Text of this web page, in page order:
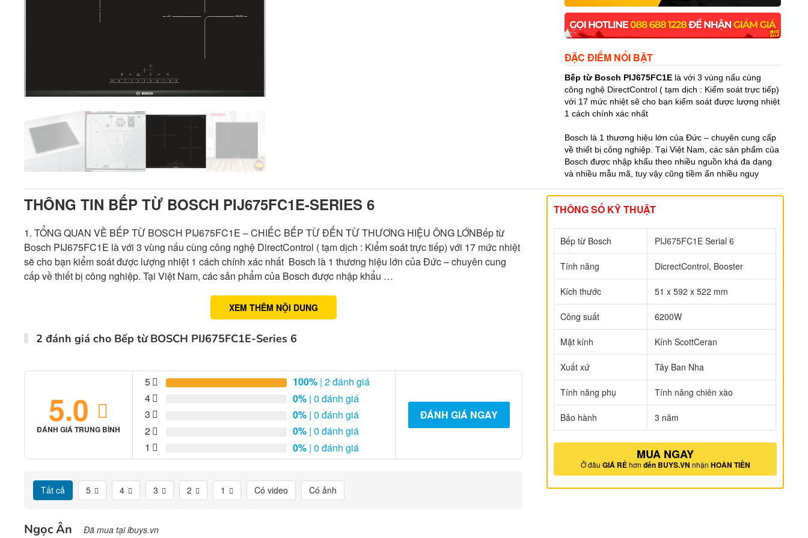
ĐẶC ĐIỂM NỔI BẬT
Bếp từ Bosch PIJ675FC1Elà với 3 vùng nấu cùng
công nghệ DirectControl ( tạm dịch : Kiểm soát trực tiếp)
với 17 mức nhiệt sẽ cho bạn kiểm soát được lượng nhiệt
1 cách chính xác nhất
Bosch là 1 thương hiệu lớn của Đức – chuyên cung cấp
về thiết bị công nghiệp. Tại Việt Nam, các sản phẩm của
Bosch được nhập khẩu theo nhiều nguồn khá đa dạng
và nhiều mẫu mã, tuy vậy cũng tiềm ẩn nhiều nguy
THÔNG SỐ KỸ THUẬT
Bếp từ Bosch PIJ675FC1E Serial 6
Tính năng DicrectControl, Booster
Kích thước 51 x 592 x 522 mm
Công suất 6200W
Mặt kính Kính ScottCeran
Xuất xứ Tây Ban Nha
Tính năng phụ Tính năng chiên xào
Bảo hành 3 năm
MUA NGAY
Ở đâu GIÁ RẺhơn đến BUYS.VN nhận HOÀN TIỀN
THÔNG TIN BẾP TỪ BOSCH PIJ675FC1E-SERIES 6
1. TỔNG QUAN VỀ BẾP TỪ BOSCH PIJ675FC1E – CHIẾC BẾP TỪ ĐẾN TỪ THƯƠNG HIỆU ÔNG LỚNBếp từ
Bosch PIJ675FC1E là với 3 vùng nấu cùng công nghệ DirectControl ( tạm dịch : Kiểm soát trực tiếp) với 17 mức nhiệt
sẽ cho bạn kiểm soát được lượng nhiệt 1 cách chính xác nhất Bosch là 1 thương hiệu lớn của Đức – chuyên cung
cấp về thiết bị công nghiệp. Tại Việt Nam, các sản phẩm của Bosch được nhập khẩu …
XEM THÊM NỘI DUNG
2 đánh giá cho Bếp từ BOSCH PIJ675FC1E-Series 6
5.0
ĐÁNH GIÁ TRUNG BÌNH
5 100% | 2 đánh giá
4
0% | 0 đánh giá
3
0% | 0 đánh giá
2
0% | 0 đánh giá
1
0% | 0 đánh giá
ĐÁNH GIÁ NGAY
Tất cả 5 4 3 2 1 Có video Có ảnh
Ngọc Ân Đã mua tại ibuys.vn